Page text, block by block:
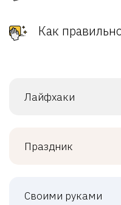
Как
Лайфхаки
Праздник
Своими руками